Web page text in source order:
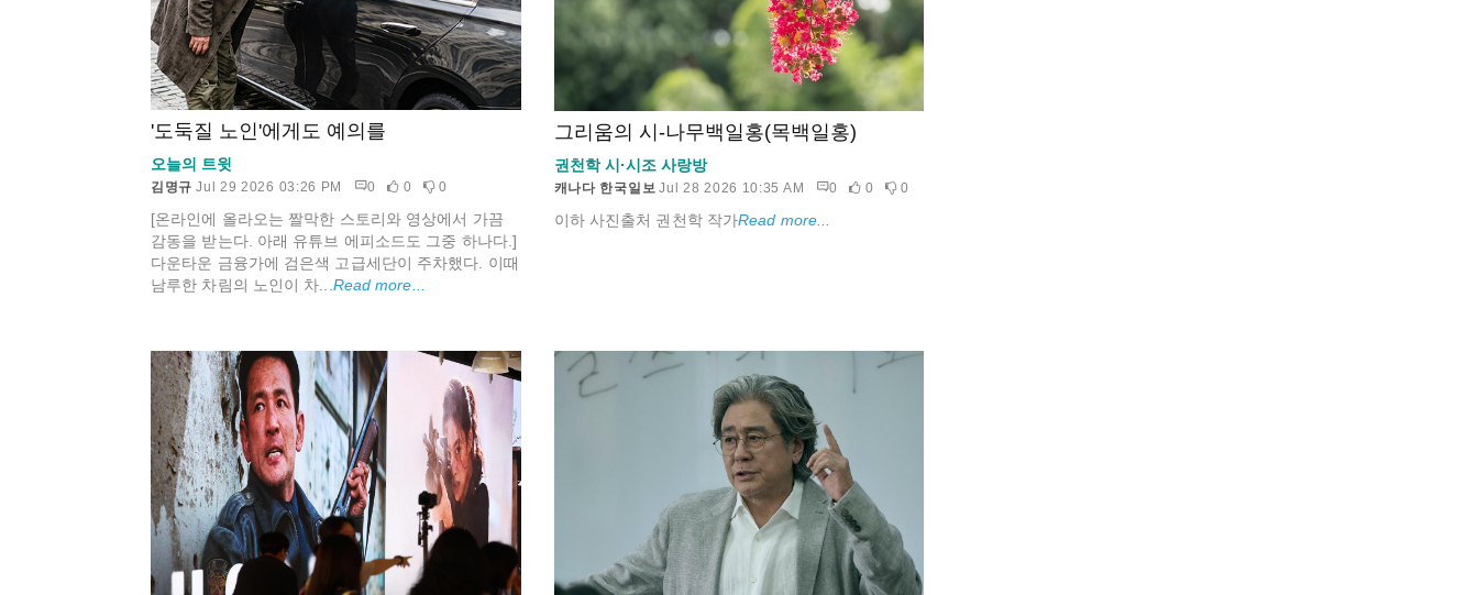
'도둑질 노인'에게도 예의를
오늘의 트윗
김명규 Jul 29 2026 03:26 PM 0 0 0
[온라인에 올라오는 짤막한 스토리와 영상에서 가끔
감동을 받는다. 아래 유튜브 에피소드도 그중 하나다.]
다운타운 금융가에 검은색 고급세단이 주차했다. 이때
남루한 차림의 노인이 차...Read more...
그리움의 시-나무백일홍(목백일홍)
권천학 시·시조 사랑방
캐나다 한국일보 Jul 28 2026 10:35 AM 0 0 0
이하 사진출처 권천학 작가Read more...